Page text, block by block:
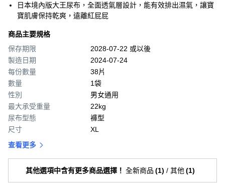
日本境內版大王尿布，全面透氣層設計，能有效排出濕氣，讓寶
寶肌膚保持乾爽，遠離紅屁屁
商品主要規格
保存期限
2028-07-22 或以後
製造日期
2024-07-24
每份數量
38片
數量
1袋
性別
男女通用
最大承受重量
22kg
尿布型態
褲型
尺寸
XL
查看更多
其他選項中含有更多商品選擇！ 全新商品 (1) / 其他 (1)